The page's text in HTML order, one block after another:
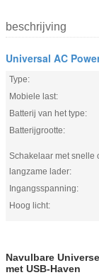
beschrijving
Universal AC
Type:
Mobiele last:
Batterij van het type:
Batterijgrootte:
Schakelaar met snelle
langzame lader:
Ingangsspanning:
Hoog licht:
Navulbare
met USB-Haven